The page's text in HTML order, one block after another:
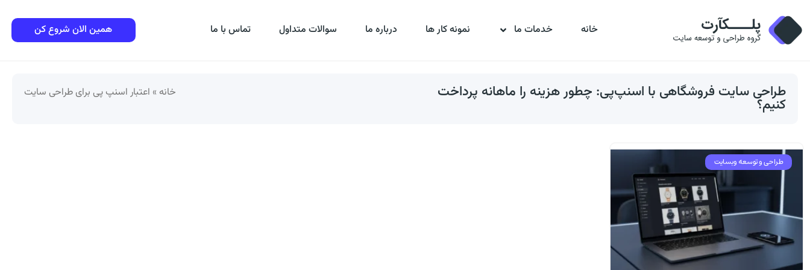
خانه خدمات ما نمونه کار ها درباره ما سوالات متداول تماس با ما همین الان شروع کن
طراحی سایت فروشگاهی با اسنپ‌پی: چطور هزینه را ماهانه پرداخت
کنیم؟
خانه » اعتبار اسنپ پی برای طراحی سایت
طراحی و توسعه وبسایت